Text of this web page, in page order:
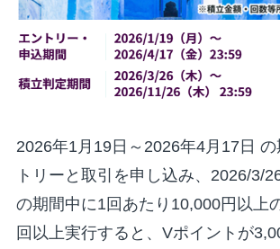
2026年1月19日～2026年4月17日
トリーと取引を申し込み、2026/3/
の期間中に1回あたり10,000円以上
回以上実行すると、Vポイントが